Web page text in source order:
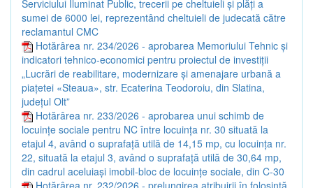
Serviciului Iluminat Public, trecerii pe cheltuieli și plăți a
sumei de 6000 lei, reprezentând cheltuieli de judecată către
reclamantul CMC
Hotărârea nr. 234/2026 - aprobarea Memoriului Tehnic și
indicatori tehnico-economici pentru proiectul de investiții
„Lucrări de reabilitare, modernizare și amenajare urbană a
piațetei «Steaua», str. Ecaterina Teodoroiu, din Slatina,
județul Olt”
Hotărârea nr. 233/2026 - aprobarea unui schimb de
locuințe sociale pentru NC între locuința nr. 30 situată la
etajul 4, având o suprafață utilă de 14,15 mp, cu locuința nr.
22, situată la etajul 3, având o suprafață utilă de 30,64 mp,
din cadrul aceluiași imobil-bloc de locuințe sociale, din C-30